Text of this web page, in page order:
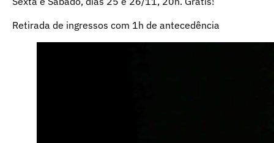
Retirada de ingressos com 1h de antecedência